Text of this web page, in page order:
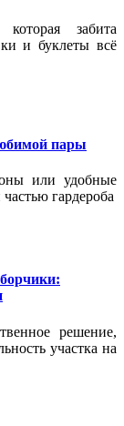
забита
и буклеты всё
пары
или удобные
гардероба
решение,
участка на